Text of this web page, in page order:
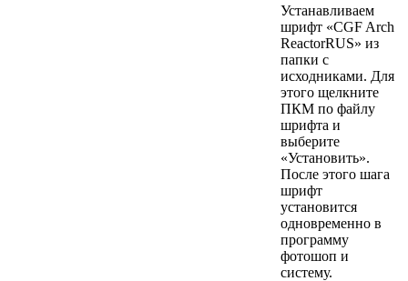
Устанавливаем
шрифт «CGF Arch
ReactorRUS» из
папки с
исходниками. Для
этого щелкните
ПКМ по файлу
шрифта и
выберите
«Установить».
После этого шага
шрифт
установится
одновременно в
программу
фотошоп и
систему.